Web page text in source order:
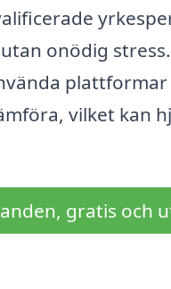
onödig
vilket kan
gratis och